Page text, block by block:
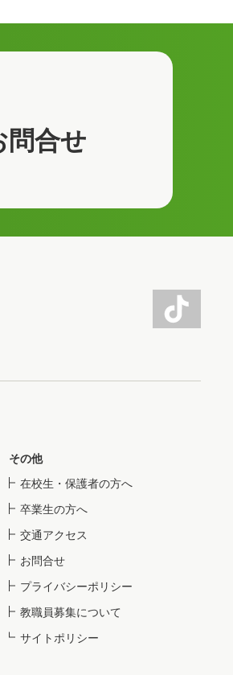
問合せ
その他
在校生・保護者の方へ
卒業生の方へ
交通アクセス
お問合せ
プライバシーポリシー
教職員募集について
サイトポリシー